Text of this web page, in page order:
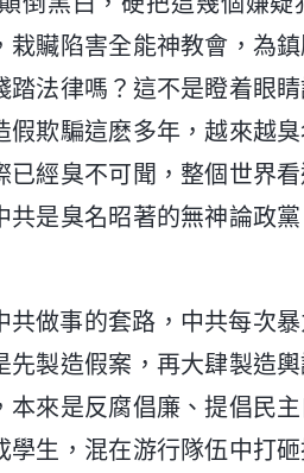
贜陷害全能神教會，為
法律嗎？這不是瞪着眼
欺騙這麽多年，越來越
經臭不可聞，整個世界
是臭名昭著的無神論政
共做事的套路，中共每次
製造假案，再大肆製造
來是反腐倡廉、提倡民
生，混在游行隊伍中打